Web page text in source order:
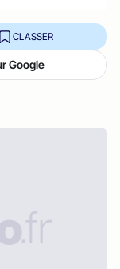
CLASSER
Google